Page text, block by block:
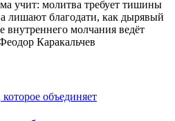
учит: молитва требует тишины
лишают благодати, как дырявый
внутреннего молчания ведёт
Каракальчев